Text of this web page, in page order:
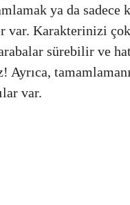
ya da sadece
var. Karakterinizi
sürebilir ve
Ayrıca,
var.